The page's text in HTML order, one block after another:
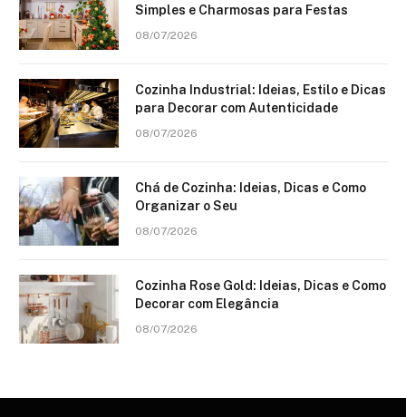
Simples e Charmosas para Festas
08/07/2026
Cozinha Industrial: Ideias, Estilo e Dicas
para Decorar com Autenticidade
08/07/2026
Chá de Cozinha: Ideias, Dicas e Como
Organizar o Seu
08/07/2026
Cozinha Rose Gold: Ideias, Dicas e Como
Decorar com Elegância
08/07/2026